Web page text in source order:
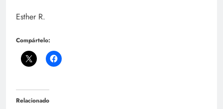
Esther R.
Compártelo:
Relacionado